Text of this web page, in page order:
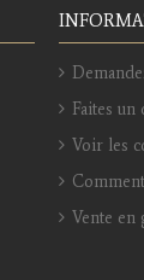
Faites un
Voir les
Vente en